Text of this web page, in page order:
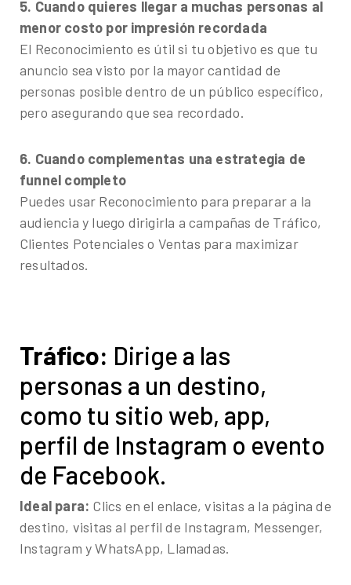
5. Cuando quieres llegar a muchas personas al
menor costo por impresión recordada
El Reconocimiento es útil si tu objetivo es que tu
anuncio sea visto por la mayor cantidad de
personas posible dentro de un público específico,
pero asegurando que sea recordado.
6. Cuando complementas una estrategia de
funnel completo
Puedes usar Reconocimiento para preparar a la
audiencia y luego dirigirla a campañas de Tráfico,
Clientes Potenciales o Ventas para maximizar
resultados.
Tráfico: Dirige a las
personas a un destino,
como tu sitio web, app,
perfil de Instagram o evento
de Facebook.
Ideal para: Clics en el enlace, visitas a la página de
destino, visitas al perfil de Instagram, Messenger,
Instagram y WhatsApp, Llamadas.